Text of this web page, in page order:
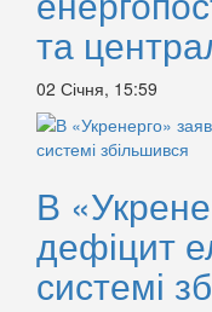
та
02 Січня, 15:59
В
дефіцит
системі